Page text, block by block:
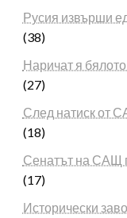
Русия извърши
(38)
Наричат я
(27)
След натиск от
(18)
Сенатът на САЩ
(17)
Исторически